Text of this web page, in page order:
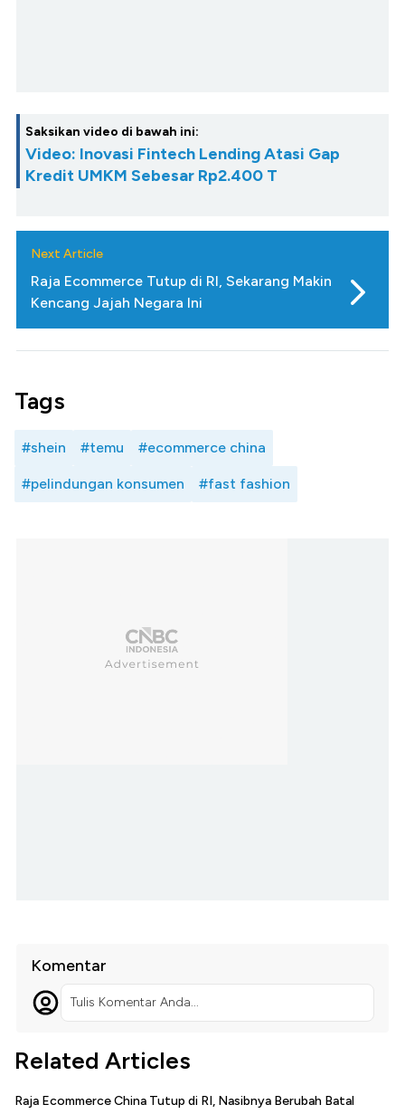
Saksikan video di bawah ini:
Video: Inovasi Fintech Lending Atasi Gap
Kredit UMKM Sebesar Rp2.400 T
Next Article
Raja Ecommerce Tutup di RI, Sekarang Makin
Kencang Jajah Negara Ini
Tags
#shein #temu #ecommerce china
#pelindungan konsumen #fast fashion
Komentar
Tulis Komentar Anda...
Related Articles
Raja Ecommerce China Tutup di RI, Nasibnya Berubah Batal